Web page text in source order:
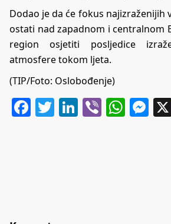
Dodao je da će fokus najizraženijih
ostati nad zapadnom i centralnom
region osjetiti posljedice
atmosfere tokom ljeta.
(TIP/Foto: Oslobođenje)
Facebook
Twitter
LinkedIn
Viber